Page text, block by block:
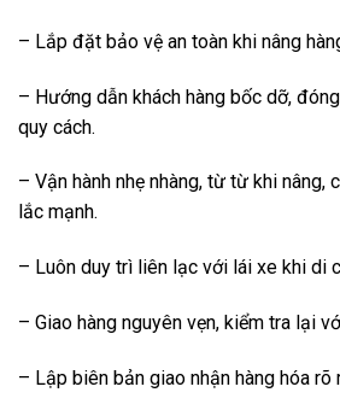
– Lắp đặt bảo vệ an toàn khi nâng
– Hướng dẫn khách hàng bốc dỡ,
quy cách.
– Vận hành nhẹ nhàng, từ từ khi nâng,
lắc mạnh.
– Luôn duy trì liên lạc với lái xe khi di
– Giao hàng nguyên vẹn, kiểm tra lại
– Lập biên bản giao nhận hàng hóa rõ